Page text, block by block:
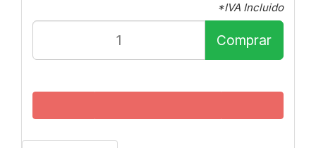
*IVA Incluido
Comprar